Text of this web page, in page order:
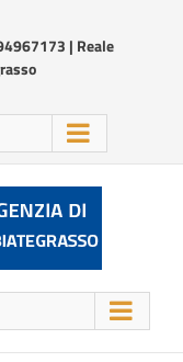
| Reale